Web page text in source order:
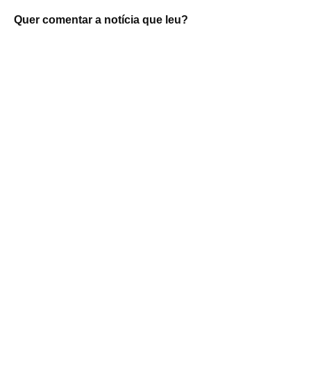
Quer comentar a notícia que leu?